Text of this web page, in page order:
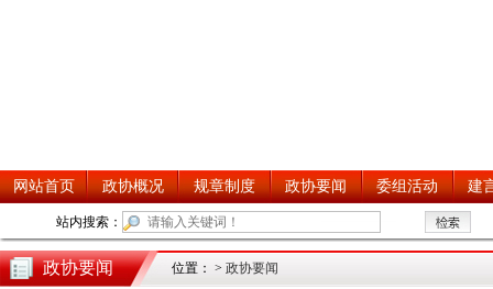
政协要闻 位置： > 政协要闻